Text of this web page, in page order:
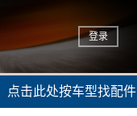
登录
点击此处按车型找配件